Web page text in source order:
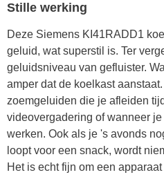
Stille werking
Deze Siemens KI41RADD1
geluid, wat superstil is. Ter
geluidsniveau van gefluister.
amper dat de koelkast
zoemgeluiden die je afleiden
videovergadering of wanneer
werken. Ook als je 's avonds
loopt voor een snack, wordt
Het is echt fijn om een